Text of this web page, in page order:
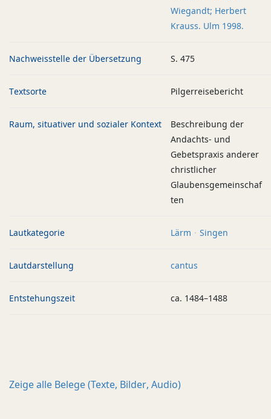
Wiegandt; Herbert
Krauss. Ulm 1998.
Nachweisstelle der Übersetzung S. 475
Textsorte Pilgerreisebericht
Raum, situativer und sozialer Kontext
Beschreibung der
Andachts- und
Gebetspraxis anderer
christlicher
Glaubensgemeinschaf
ten
Lautkategorie Lärm Singen
Lautdarstellung cantus
Entstehungszeit ca. 1484–1488
Zeige alle Belege (Texte, Bilder, Audio)